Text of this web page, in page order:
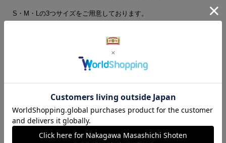
S・M・Lの3つサイズをご用意しております。
S・M・Lサイズより当店に
Sサイズ